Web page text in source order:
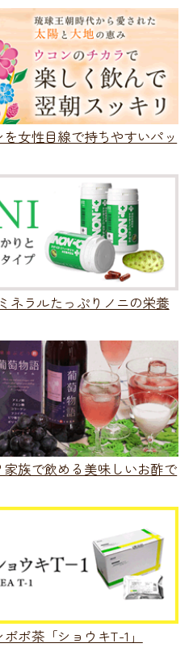
女性目線で持ちやすいパッ
ネラルたっぷりノニの栄養
族で飲める美味しいお酢で
ポ茶「ショウキT-1」